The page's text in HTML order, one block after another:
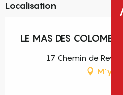
Localisation
LE MAS DES COLOMBES
17 Chemin de
M'y